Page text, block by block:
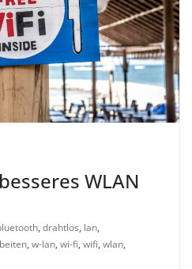
WLAN
, drahtlos, lan,
, w-lan, wi-fi, wifi, wlan,